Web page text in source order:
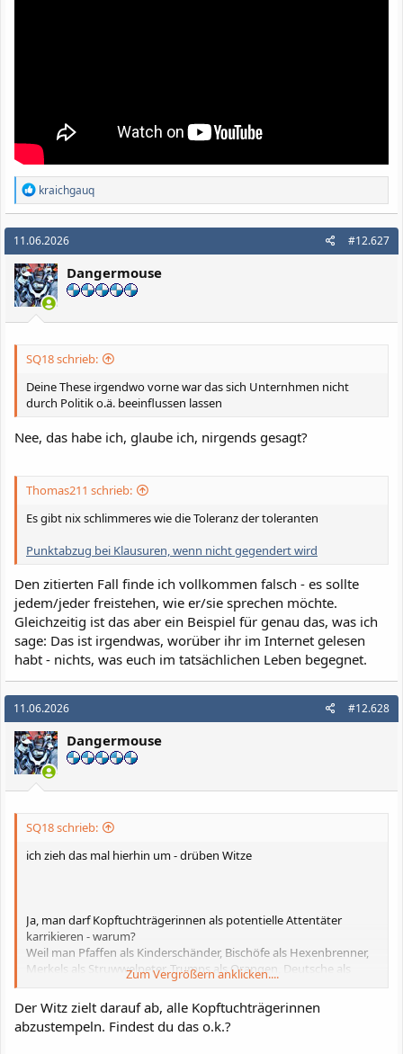
R
e
a
k
t
i
o
n
e
n
kraichgauq
11.06.2026 #12.627
Dangermouse
SQ18 schrieb:
Deine These irgendwo vorne war das sich Unternhmen nicht
durch Politik o.ä. beeinflussen lassen
Nee, das habe ich, glaube ich, nirgends gesagt?
Thomas211 schrieb:
Es gibt nix schlimmeres wie die Toleranz der toleranten
Punktabzug bei Klausuren, wenn nicht gegendert wird
Den zitierten Fall finde ich vollkommen falsch - es sollte
jedem/jeder freistehen, wie er/sie sprechen möchte.
Gleichzeitig ist das aber ein Beispiel für genau das, was ich
sage: Das ist irgendwas, worüber ihr im Internet gelesen
habt - nichts, was euch im tatsächlichen Leben begegnet.
11.06.2026 #12.628
Dangermouse
SQ18 schrieb:
ich zieh das mal hierhin um - drüben Witze
Ja, man darf Kopftuchträgerinnen als potentielle Attentäter
karrikieren - warum?
Weil man Pfaffen als Kinderschänder, Bischöfe als Hexenbrenner,
Merkels als Struwwelpeter, Trumps als Orangen, Deutsche als
Und ja das war - sorry - ein Einzelfall?
Je suis Charlie - vergessen, verdrängt?
Zum Vergrößern anklicken....
Der Witz zielt darauf ab, alle Kopftuchträgerinnen
abzustempeln. Findest du das o.k.?